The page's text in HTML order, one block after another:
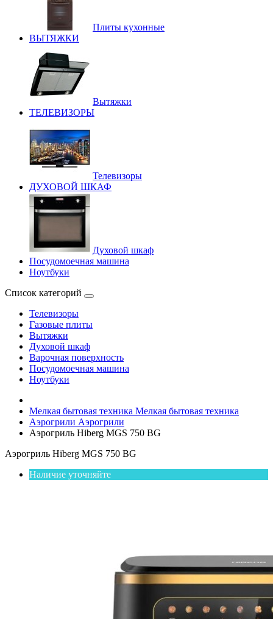
Плиты кухонные
ВЫТЯЖКИ
Вытяжки
ТЕЛЕВИЗОРЫ
Телевизоры
ДУХОВОЙ ШКАФ
Духовой шкаф
Посудомоечная машина
Ноутбуки
Список категорий
Телевизоры
Газовые плиты
Вытяжки
Духовой шкаф
Варочная поверхность
Посудомоечная машина
Ноутбуки
Мелкая бытовая техника Мелкая бытовая техника
Аэрогрили Аэрогрили
Аэрогриль Hiberg MGS 750 BG
Аэрогриль Hiberg MGS 750 BG
Наличие уточняйте